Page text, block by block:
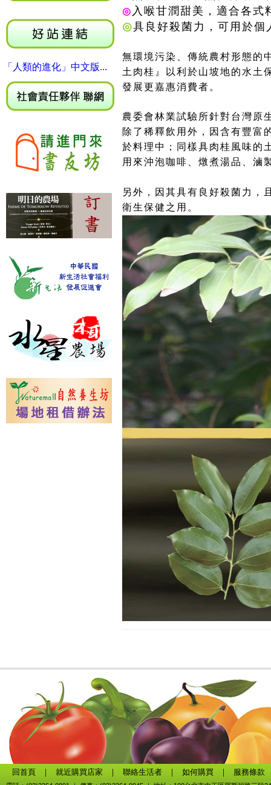
「人類的進化」中文版...
◎ 入喉甘潤甜美，適合各式
◎具良好殺菌力，可用於個
無環境污染、傳統農村形態的
土肉桂』以利於山坡地的水土
發展更嘉惠消費者。
農委會林業試驗所針對台灣原
除了稀釋飲用外，因含有豐富
於料理中；同樣具肉桂風味的
用來沖泡咖啡、燉煮湯品、滷
另外，因其具有良好殺菌力，
衛生保健之用。
回首頁 ｜ 就近購買店家 ｜ 聯絡生活者 ｜ 如何購買 ｜ 服務條款